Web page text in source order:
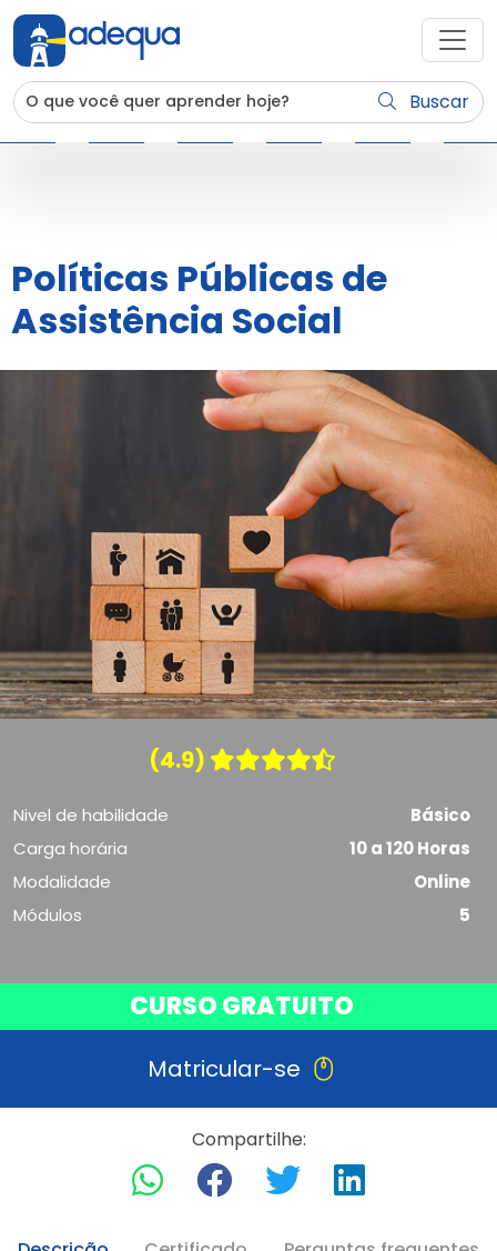
Buscar
Políticas Públicas de
Assistência Social
(4.9)
Nivel de habilidade
Básico
Carga horária
10 a 120 Horas
Modalidade
Online
Módulos
5
CURSO GRATUITO
Matricular-se
Compartilhe: